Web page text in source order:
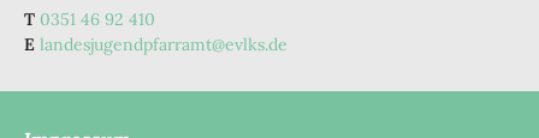
0351 46 92 410
landesjugendpfarramt@evlks.de